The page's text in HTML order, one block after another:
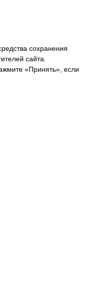
сохранения
сайта.
«Принять», если